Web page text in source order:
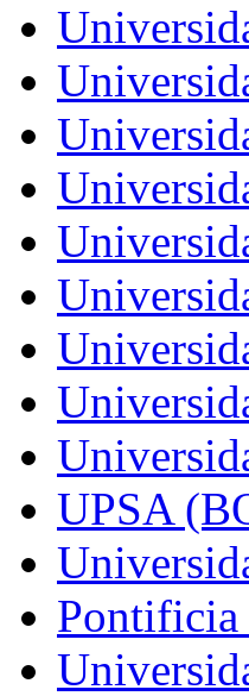
UPSA
Pontificia